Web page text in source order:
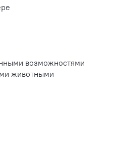
возможностями
животными